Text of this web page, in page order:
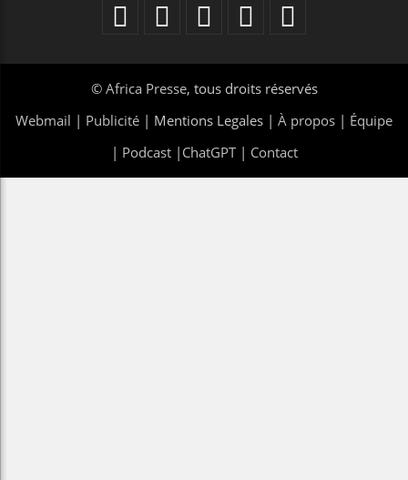
© Africa Presse, tous droits réservés
Webmail | Publicité | Mentions Legales | À propos | Équipe
| Podcast| ChatGPT| Contact